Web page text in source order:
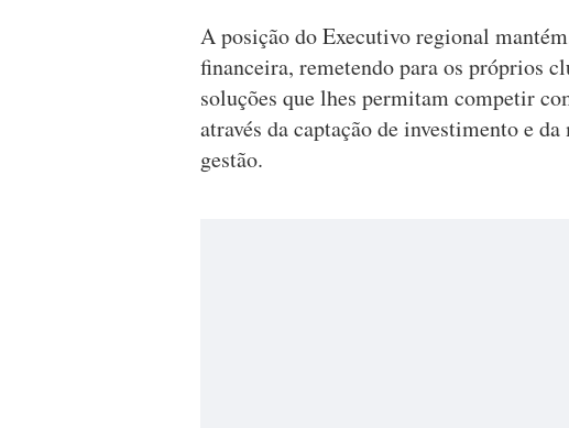
A posição do Executivo regional
financeira, remetendo para os próprios
soluções que lhes permitam competir
através da captação de investimento e
gestão.